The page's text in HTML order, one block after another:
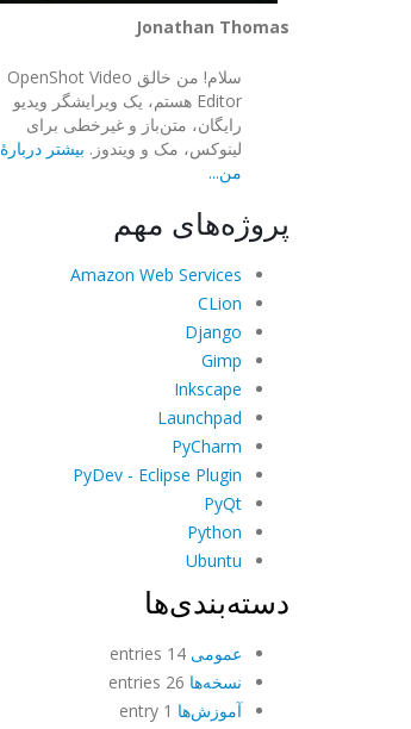
Jonathan Thomas
سلام! من خالق OpenShot Video
Editor هستم، یک ویرایشگر ویدیو
رایگان، متن‌باز و غیرخطی برای
لینوکس، مک و ویندوز. بیشتر دربارهٔ
من...
پروژه‌های مهم
Amazon Web Services
CLion
Django
Gimp
Inkscape
Launchpad
PyCharm
PyDev - Eclipse Plugin
PyQt
Python
Ubuntu
دسته‌بندی‌ها
عمومی
نسخه‌ها
آموزش‌ها